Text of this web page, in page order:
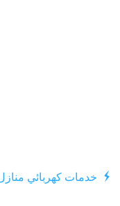
خدمات كهربائي